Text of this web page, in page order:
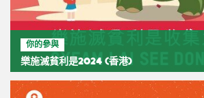
你的參與
樂施滅貧利是2024 (香港)